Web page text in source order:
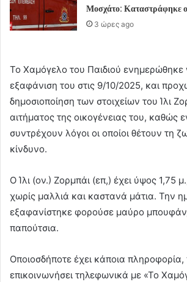
Μοσχάτο: Καταστράφηκε
3 ώρες ago
Το Χαμόγελο του Παιδιού ενημερώθηκε
εξαφάνιση του στις 9/10/2025, και
δημοσιοποίηση των στοιχείων του Ίλι
αιτήματος της οικογένειας του, καθώς
συντρέχουν λόγοι οι οποίοι θέτουν τη
κίνδυνο.
Ο Ίλι (ον.) Ζορμπάι (επ,) έχει ύψος 1,75
χωρίς μαλλιά και καστανά μάτια. Την
εξαφανίστηκε φορούσε μαύρο μπουφάν,
παπούτσια.
Οποιοσδήποτε έχει κάποια
επικοινωνήσει τηλεφωνικά με «Το